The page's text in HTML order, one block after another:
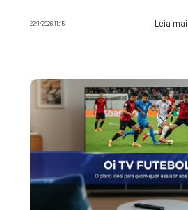
22/1/2026 11:15 Leia